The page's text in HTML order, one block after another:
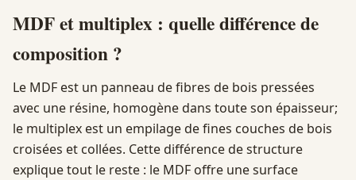
MDF et multiplex : quelle différence de
composition ?
Le MDF est un panneau de fibres de bois pressées
avec une résine, homogène dans toute son épaisseur;
le multiplex est un empilage de fines couches de bois
croisées et collées. Cette différence de structure
explique tout le reste : le MDF offre une surface